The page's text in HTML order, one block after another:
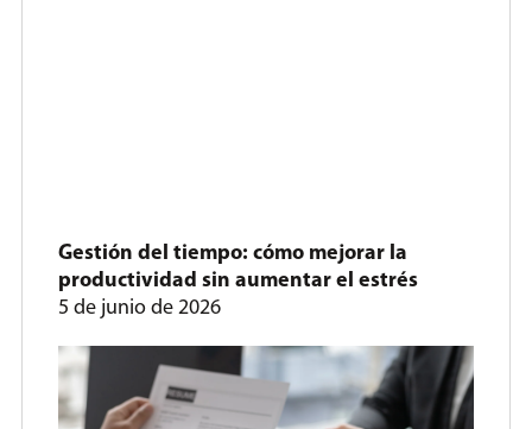
Gestión del tiempo: cómo mejorar la
productividad sin aumentar el estrés
5 de junio de 2026